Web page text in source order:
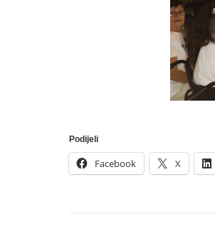
Podijeli
Facebook X